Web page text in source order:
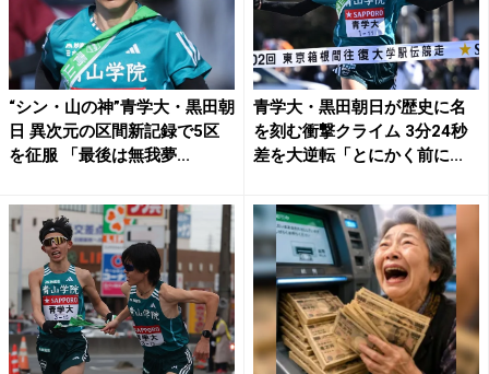
“シン・山の神”青学大・黒田朝
日 異次元の区間新記録で5区
を征服 「最後は無我夢...
青学大・黒田朝日が歴史に名
を刻む衝撃クライム 3分24秒
差を大逆転「とにかく前に...